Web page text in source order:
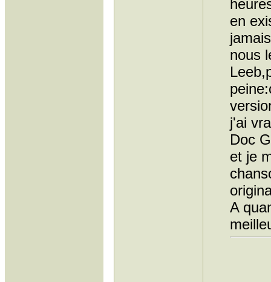
en
nous
j'ai
Doc
et je
A